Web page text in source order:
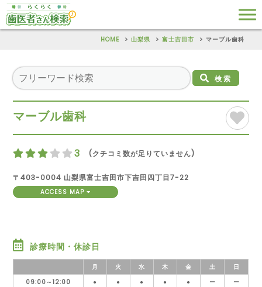
HOME 山梨県 富士吉田市 マーブル歯科
検索
マーブル歯科
3 (クチコミ数が足りていません)
〒403-0004 山梨県富士吉田市下吉田四丁目7-22
ACCESS MAP
診療時間・休診日
月 火 水 木 金 土
日
09:00～12:00
● ● ● ● ● ー
ー